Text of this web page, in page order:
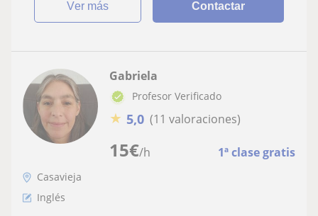
ver más Contactar
15€/h 1ª clase gratis
Gabriela
Profesor Verificado
★ 5,0 (11 valoraciones)
Casavieja
Inglés